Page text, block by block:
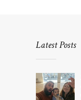
Latest Posts